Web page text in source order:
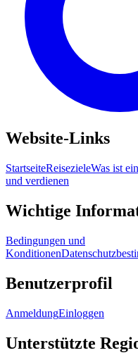
Website-Links
StartseiteReisezieleWas ist
und verdienen
Wichtige
Bedingungen und
Konditionen
Benutzerprofil
AnmeldungEinloggen
Unterstützte